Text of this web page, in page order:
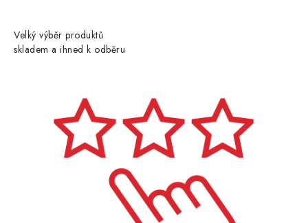
Velký výběr produktů
skladem a ihned k odběru